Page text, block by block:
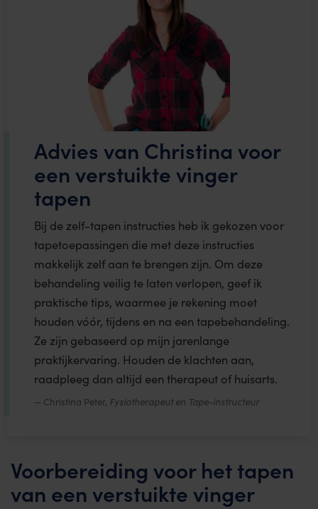
Advies van Christina voor
een verstuikte vinger
tapen
Bij de zelf-tapen instructies heb ik gekozen voor
tapetoepassingen die met deze instructies
makkelijk zelf aan te brengen zijn. Om deze
behandeling veilig te laten verlopen, geef ik
praktische tips, waarmee je rekening moet
houden vóór, tijdens en na een tapebehandeling.
Ze zijn gebaseerd op mijn jarenlange
praktijkervaring. Houden de klachten aan,
raadpleeg dan altijd een therapeut of huisarts.
Christina Peter, Fysiotherapeut en Tape-instructeur
Voorbereiding voor het tapen
van een verstuikte vinger